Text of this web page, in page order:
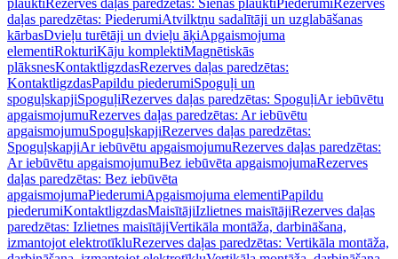
plauktiRezerves daļas paredzētas: Sienas plauktiPiederumiRezerves
daļas paredzētas: PiederumiAtvilktņu sadalītāji un uzglabāšanas
kārbasDvieļu turētāji un dvieļu āķiApgaismojuma
elementiRokturiKāju komplektiMagnētiskās
plāksnesKontaktligzdasRezerves daļas paredzētas:
KontaktligzdasPapildu piederumiSpoguļi un
spoguļskapjiSpoguļiRezerves daļas paredzētas: SpoguļiAr iebūvētu
apgaismojumuRezerves daļas paredzētas: Ar iebūvētu
apgaismojumuSpoguļskapjiRezerves daļas paredzētas:
SpoguļskapjiAr iebūvētu apgaismojumuRezerves daļas paredzētas:
Ar iebūvētu apgaismojumuBez iebūvēta apgaismojumaRezerves
daļas paredzētas: Bez iebūvēta
apgaismojumaPiederumiApgaismojuma elementiPapildu
piederumiKontaktligzdasMaisītājiIzlietnes maisītājiRezerves daļas
paredzētas: Izlietnes maisītājiVertikāla montāža, darbināšana,
izmantojot elektrotīkluRezerves daļas paredzētas: Vertikāla montāža,